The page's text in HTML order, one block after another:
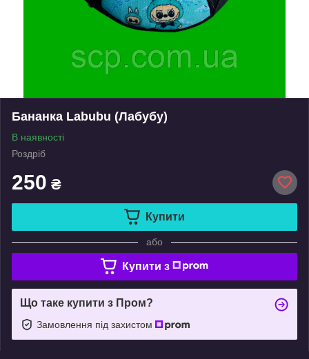
Бананка Labubu (Лабубу)
В наявності
Роздріб
250 ₴
Купити
або
Купити з
Що таке купити з Пром?
Замовлення під захистом